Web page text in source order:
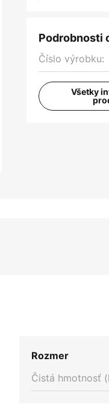
Podrobnosti
Číslo výrobku:
Všetky
Rozmer
Čistá hmotnosť